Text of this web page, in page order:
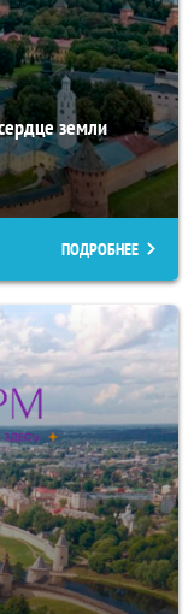
земли
ПОДРОБНЕЕ